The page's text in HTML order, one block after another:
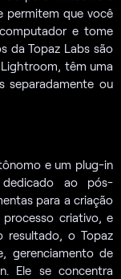
permitem que você
e tome
da Topaz Labs são
têm uma
separadamente ou
e um plug-in
ao pós-
para a criação
criativo, e
resultado, o Topaz
gerenciamento de
Ele se concentra